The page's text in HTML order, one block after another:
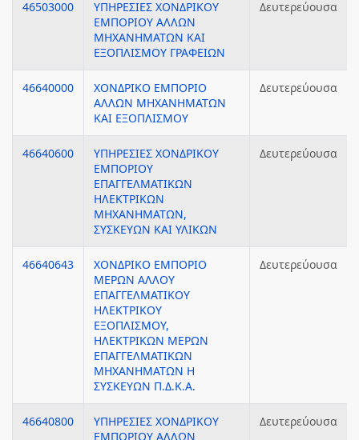
46503000
ΥΠΗΡΕΣΙΕΣ ΧΟΝΔΡΙΚΟΥ
ΕΜΠΟΡΙΟΥ ΑΛΛΩΝ
ΜΗΧΑΝΗΜΑΤΩΝ ΚΑΙ
ΕΞΟΠΛΙΣΜΟΥ ΓΡΑΦΕΙΩΝ
Δευτερεύουσα
46640000
ΧΟΝΔΡΙΚΟ ΕΜΠΟΡΙΟ
ΑΛΛΩΝ ΜΗΧΑΝΗΜΑΤΩΝ
ΚΑΙ ΕΞΟΠΛΙΣΜΟΥ
Δευτερεύουσα
46640600
ΥΠΗΡΕΣΙΕΣ ΧΟΝΔΡΙΚΟΥ
ΕΜΠΟΡΙΟΥ
ΕΠΑΓΓΕΛΜΑΤΙΚΩΝ
ΗΛΕΚΤΡΙΚΩΝ
ΜΗΧΑΝΗΜΑΤΩΝ,
ΣΥΣΚΕΥΩΝ ΚΑΙ ΥΛΙΚΩΝ
Δευτερεύουσα
46640643
ΧΟΝΔΡΙΚΟ ΕΜΠΟΡΙΟ
ΜΕΡΩΝ ΑΛΛΟΥ
ΕΠΑΓΓΕΛΜΑΤΙΚΟΥ
ΗΛΕΚΤΡΙΚΟΥ
ΕΞΟΠΛΙΣΜΟΥ,
ΗΛΕΚΤΡΙΚΩΝ ΜΕΡΩΝ
ΕΠΑΓΓΕΛΜΑΤΙΚΩΝ
ΜΗΧΑΝΗΜΑΤΩΝ Η
ΣΥΣΚΕΥΩΝ Π.Δ.Κ.Α.
Δευτερεύουσα
46640800
ΥΠΗΡΕΣΙΕΣ ΧΟΝΔΡΙΚΟΥ
ΕΜΠΟΡΙΟΥ ΑΛΛΩΝ
Δευτερεύουσα